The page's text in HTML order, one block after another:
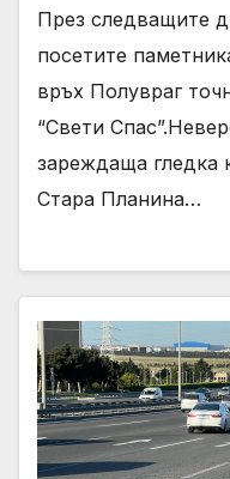
През следващите
посетите
връх Полувраг
“Свети
зареждаща
Стара Планина…